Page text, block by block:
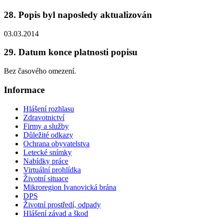
28. Popis byl naposledy aktualizován
03.03.2014
29. Datum konce platnosti popisu
Bez časového omezení.
Informace
Hlášení rozhlasu
Zdravotnictví
Firmy a služby
Důležité odkazy
Ochrana obyvatelstva
Letecké snímky
Nabídky práce
Virtuální prohlídka
Životní situace
Mikroregion Ivanovická brána
DPS
Životní prostředí, odpady
Hlášení závad a škod